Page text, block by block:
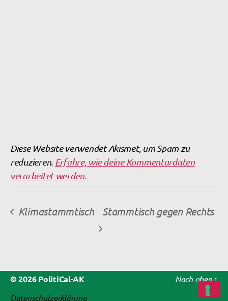
Diese Website verwendet Akismet, um Spam zu
reduzieren. Erfahre, wie deine Kommentardaten
verarbeitet werden.
Klimastammtisch Stammtisch gegen Rechts
© 2026PolitiCal-AK
Datenschutzerklärung
Nach oben↑